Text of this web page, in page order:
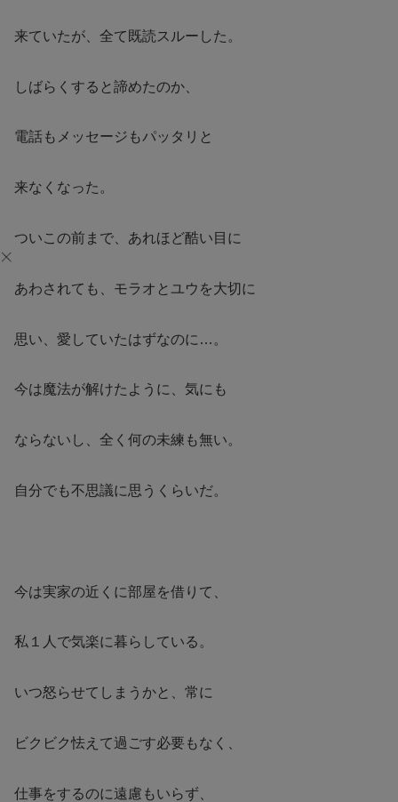
来ていたが、全て既読スルーした。
しばらくすると諦めたのか、
電話もメッセージもパッタリと
来なくなった。
ついこの前まで、あれほど酷い目に
あわされても、モラオとユウを大切に
思い、愛していたはずなのに…。
今は魔法が解けたように、気にも
ならないし、全く何の未練も無い。
自分でも不思議に思うくらいだ。
今は実家の近くに部屋を借りて、
私１人で気楽に暮らしている。
いつ怒らせてしまうかと、常に
ビクビク怯えて過ごす必要もなく、
仕事をするのに遠慮もいらず、